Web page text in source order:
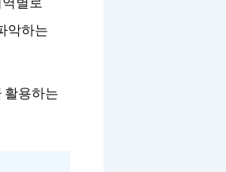
악하는
활용하는